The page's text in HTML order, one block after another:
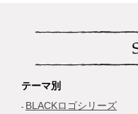
テーマ別
BLACKロゴシリーズ